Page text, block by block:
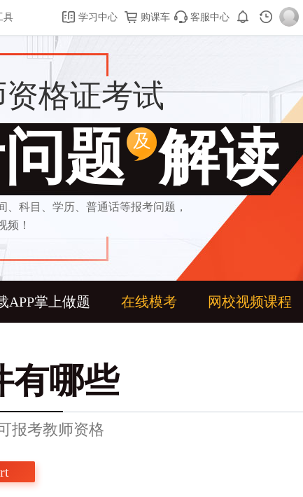
具 学习中心 购课车 客服中心
格证考试
题 解读
及
、科目、学历、普通话等报考问题，
频！
APP掌上做题 在线模考 网校视频课程
有哪些
报考教师资格